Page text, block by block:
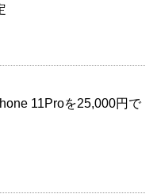
11Proを25,000円で